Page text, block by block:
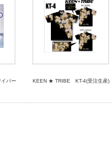
パー
KEEN ★ TRIBE KT-4(受注生産)